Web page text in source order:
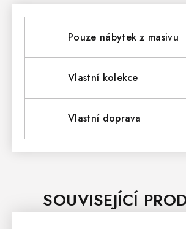
Pouze nábytek z masivu
Vlastní kolekce
Vlastní doprava
SOUVISEJÍCÍ